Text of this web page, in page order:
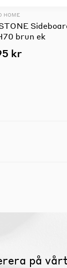
HOME
brun ek
kr
på